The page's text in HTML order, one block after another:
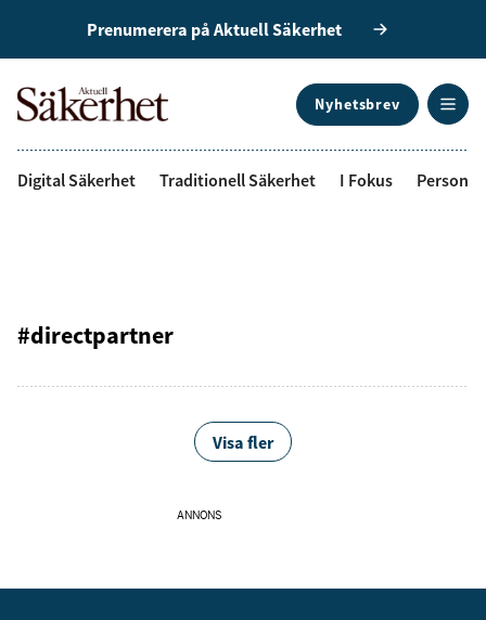
Prenumerera på Aktuell Säkerhet
Nyhetsbrev
Digital Säkerhet Traditionell Säkerhet I Fokus
#directpartner
Visa fler
ANNONS